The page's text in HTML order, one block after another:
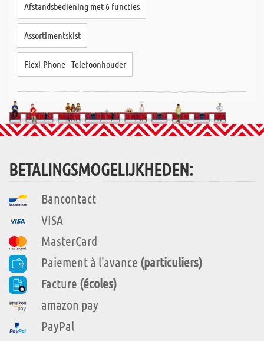
Afstandsbediening met 6 functies
Assortimentskist
Flexi-Phone - Telefoonhouder
BETALINGSMOGELIJKHEDEN:
Bancontact
VISA
MasterCard
Paiement à l'avance (particuliers)
Facture (écoles)
amazon pay
PayPal